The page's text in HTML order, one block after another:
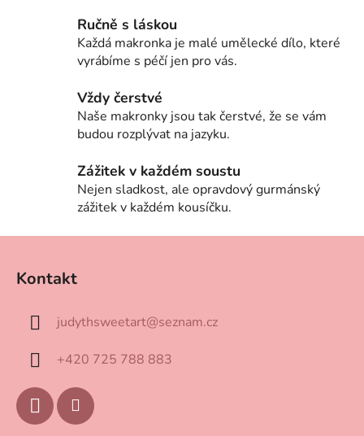
k
y
p
i
u
Ručně s láskou
Každá makronka je malé umělecké dílo, které
vyrábíme s péčí jen pro vás.
Vždy čerstvé
Naše makronky jsou tak čerstvé, že se vám
budou rozplývat na jazyku.
Zážitek v každém soustu
Nejen sladkost, ale opravdový gurmánský
zážitek v každém kousíčku.
Kontakt
judythsweetart@seznam.cz
+420 725 788 883